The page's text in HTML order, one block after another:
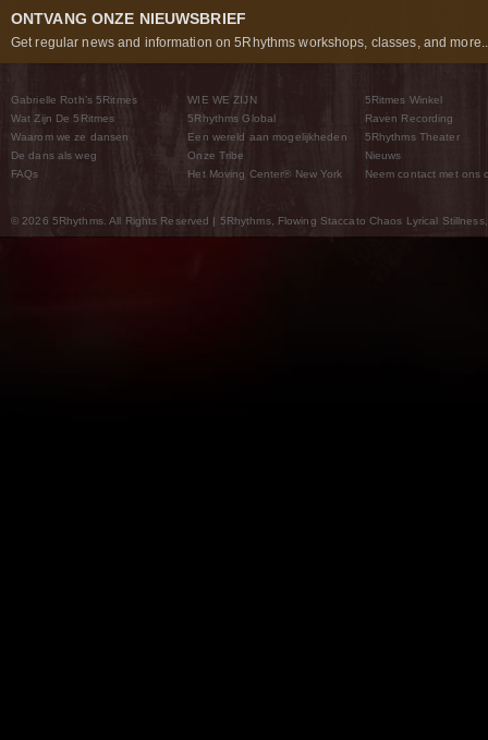
ONTVANG ONZE NIEUWSBRIEF
Get regular news and information on 5Rhythms workshops, classes, and
Gabrielle Roth’s 5Ritmes
Wat Zijn De 5Ritmes
Waarom we ze dansen
De dans als weg
FAQs
WIE WE ZIJN
5Rhythms Global
Een wereld aan mogelijkheden
Onze Tribe
Het Moving Center® New York
5Ritmes Winkel
Raven Recording
5Rhythms Theater
Nieuws
Neem contact met ons
© 2026 5Rhythms. All Rights Reserved | 5Rhythms, Flowing Staccato Chaos Lyrical